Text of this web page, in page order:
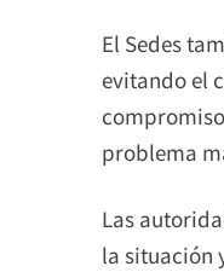
El Sedes
evitando el
problema
Las
la situación